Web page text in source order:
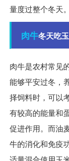
量度过整个冬天。
肉牛冬天吃
肉牛是农村常见
能够平安过冬，
择饲料时，可以
有较高的能量和
促进作用。而油
牛的消化和免疫